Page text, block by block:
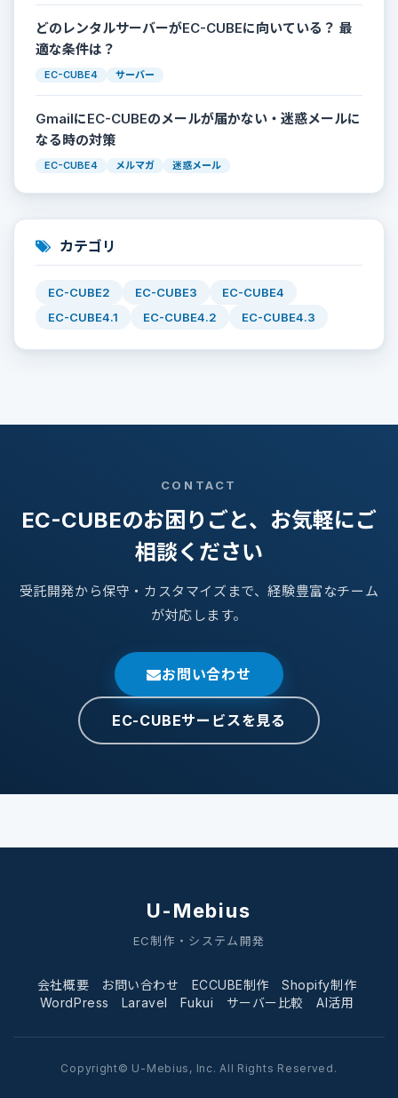
どのレンタルサーバーがEC-CUBEに向いている？ 最
適な条件は？
EC-CUBE4 サーバー
GmailにEC-CUBEのメールが届かない・迷惑メールに
なる時の対策
EC-CUBE4 メルマガ 迷惑メール
カテゴリ
EC-CUBE2 EC-CUBE3
EC-CUBE4
EC-CUBE4.1
EC-CUBE4.2 EC-CUBE4.3
CONTACT
EC-CUBEのお困りごと、お気軽にご
相談ください
受託開発から保守・カスタマイズまで、経験豊富なチーム
が対応します。
お問い合わせ
EC-CUBEサービスを見る
U-Mebius
EC制作・システム開発
会社概要 お問い合わせ ECCUBE制作
Shopify制作
WordPress
Laravel Fukui サーバー比較 AI活用
Copyright© U-Mebius, Inc. All Rights Reserved.